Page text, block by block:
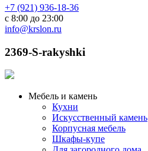
+7 (921) 936-18-36
с 8:00 до 23:00
info@krslon.ru
2369-S-rakyshki
Мебель и камень
Кухни
Искусственный камень
Корпусная мебель
Шкафы-купе